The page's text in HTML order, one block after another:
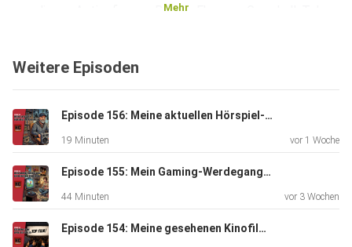
grandiosen Actionfiguren. Bei der Ehre von Grayskull: Toby
Mehr
Weitere Episoden
Episode 156: Meine aktuellen Hörspiel-Empfehlungen
19 Minuten vor 1 Woche
Episode 155: Mein Gaming-Werdegang - Von der Sony Playstation, dem Nintendo64 bis hin zum ersten Pentium-PC
44 Minuten vor 3 Wochen
Episode 154: Meine gesehenen Kinofilme von April bis Juni 2026